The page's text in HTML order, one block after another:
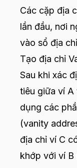
Các cặp địa
lần đầu, nơi
vào sổ địa
Tạo địa chỉ
Sau khi xác
tiêu giữa ví A
dụng các
(vanity
địa chỉ ví C
khớp với ví B